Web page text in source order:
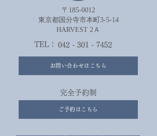
〒185-0012
​東京都国分寺市本町3-5-14
HARVEST 2Ａ​
TEL： 042 - 301 - 7452
お問い合わせはこちら
完全予約制
ご予約はこちら